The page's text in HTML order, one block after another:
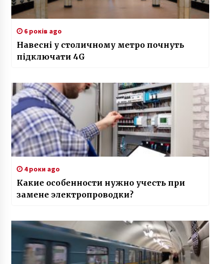
6 років ago
Навесні у столичному метро почнуть
підключати 4G
4 роки ago
Какие особенности нужно учесть при
замене электропроводки?